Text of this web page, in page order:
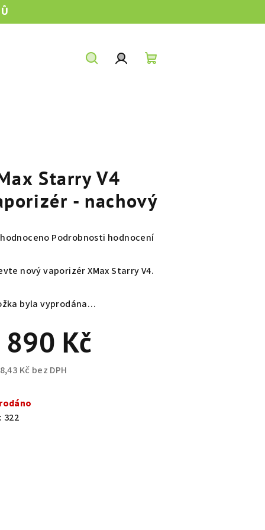
Starry V4
- nachový
Podrobnosti hodnocení
nový vaporizér XMax Starry V4.
byla vyprodána…
Kč
Kč bez DPH
322